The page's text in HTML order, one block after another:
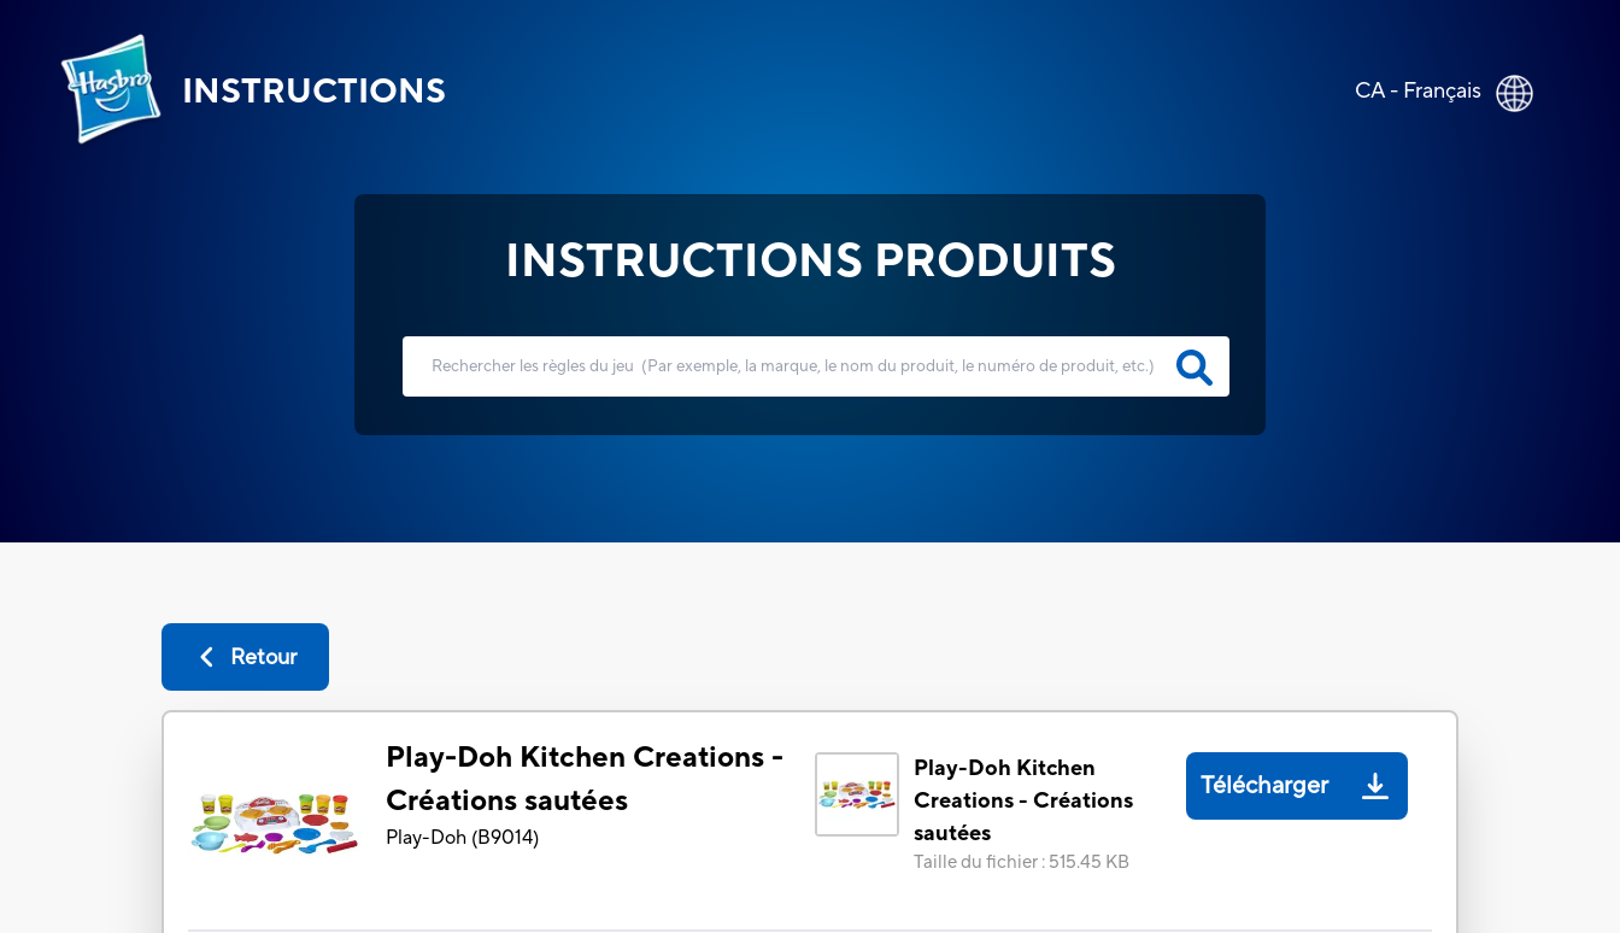
INSTRUCTIONS CA - Français
INSTRUCTIONS PRODUITS
Retour
Play-Doh Kitchen Creations -
Créations sautées
Play-Doh (B9014)
Play-Doh Kitchen
Creations - Créations
sautées
Taille du fichier : 515.45 KB
Télécharger